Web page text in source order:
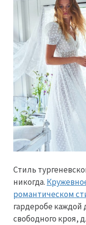
Стиль
никогда.
романтическом
гардеробе
свободного кроя,